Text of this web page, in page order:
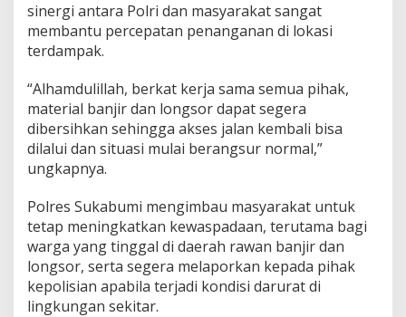
sinergi antara Polri dan masyarakat sangat
membantu percepatan penanganan di lokasi
terdampak.
“Alhamdulillah, berkat kerja sama semua pihak,
material banjir dan longsor dapat segera
dibersihkan sehingga akses jalan kembali bisa
dilalui dan situasi mulai berangsur normal,”
ungkapnya.
Polres Sukabumi mengimbau masyarakat untuk
tetap meningkatkan kewaspadaan, terutama bagi
warga yang tinggal di daerah rawan banjir dan
longsor, serta segera melaporkan kepada pihak
kepolisian apabila terjadi kondisi darurat di
lingkungan sekitar.